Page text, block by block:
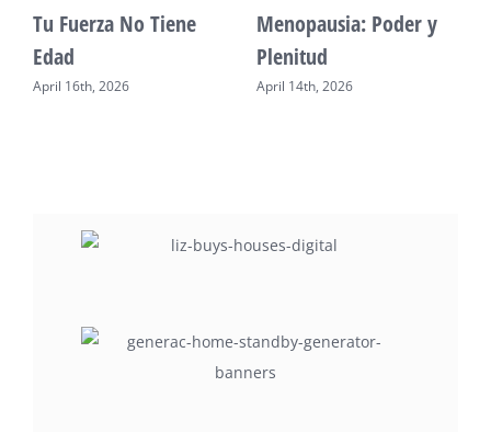
Vitalidad: Agua y
descanso
April 12th, 2026
Mente Plena Poder
Real
April 28th, 2026